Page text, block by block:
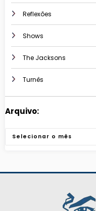
Reflexões
Shows
The Jacksons
Turnês
Arquivo:
Arquivos